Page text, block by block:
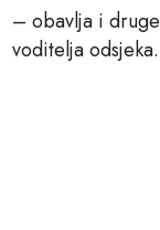
– obavlja i
voditelja odsjeka.